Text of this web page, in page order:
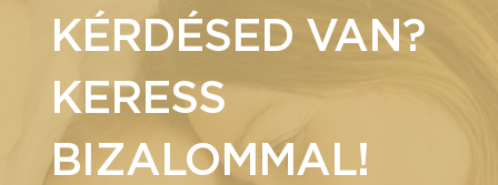
KÉRDÉSED VAN?
KERESS
BIZALOMMAL!